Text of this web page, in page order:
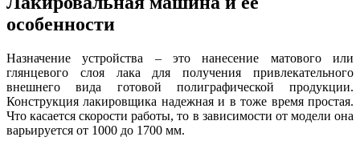
особенности
Назначение устройства – это нанесение матового или
глянцевого слоя лака для получения привлекательного
внешнего вида готовой полиграфической продукции.
Конструкция лакировщика надежная и в тоже время простая.
Что касается скорости работы, то в зависимости от модели она
варьируется от 1000 до 1700 мм.